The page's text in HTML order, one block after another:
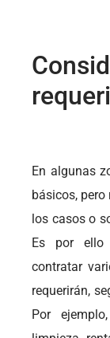
En algunas
básicos,
los casos o
Es por ello
contratar
requerirán,
Por